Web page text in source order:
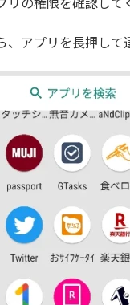
、アプリを長押して